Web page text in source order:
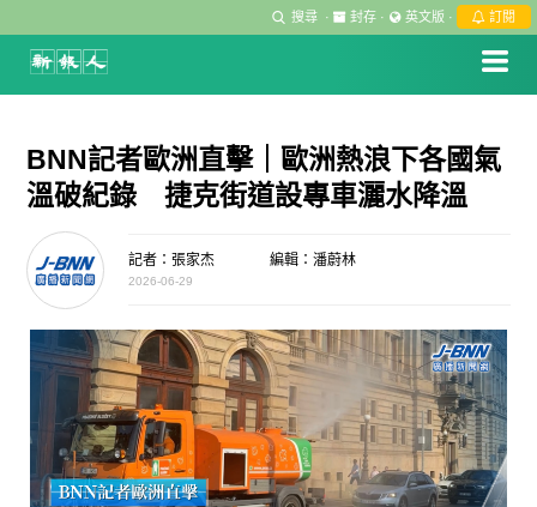
搜尋 · 封存 · 英文版 · 訂閱
BNN記者歐洲直擊｜歐洲熱浪下各國氣
溫破紀錄 捷克街道設專車灑水降溫
記者：張家杰 編輯：潘蔚林
2026-06-29